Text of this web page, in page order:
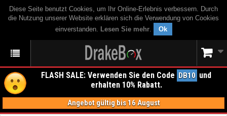
Diese Seite benutzt Cookies, um Ihr Online-Erlebnis verbessern. Durch
die Nutzung unserer Website erklären sich die Verwendung von Cookies
einverstanden. Lesen Sie mehr. Ok
FLASH SALE: Verwenden Sie den Code DB10 und
erhalten 10% Rabatt.
Angebot gültig bis 16 August